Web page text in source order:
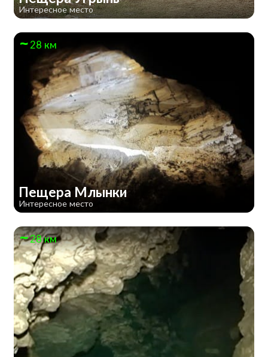
Интересное место
28 км
Пещера Млынки
Интересное место
28 км